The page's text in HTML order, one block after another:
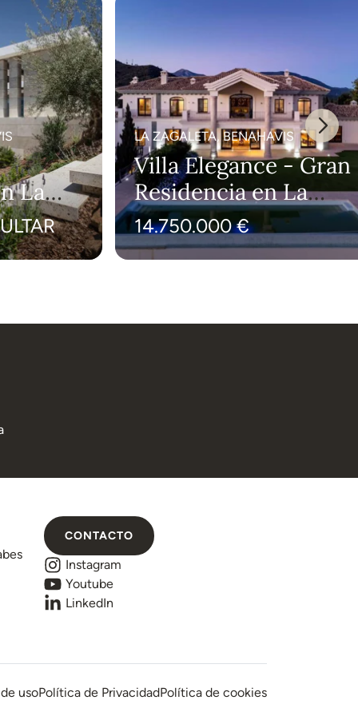
La
LA ZAGALETA, BENAHAVIS
Villa Elegance - Gran
Residencia en La
Zagaleta
14.750.000 €
CONTACTO
Instagram
Youtube
LinkedIn
usoPolítica de PrivacidadPolítica de cookies